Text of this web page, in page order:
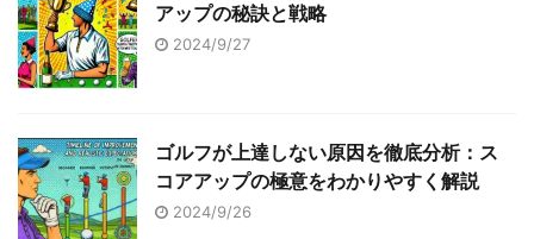
アップの秘訣と戦略
2024/9/27
ゴルフが上達しない原因を徹底分析：ス
コアアップの極意をわかりやすく解説
2024/9/26